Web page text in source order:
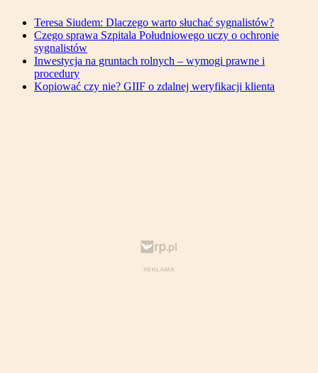
Teresa Siudem: Dlaczego warto słuchać sygnalistów?
Czego sprawa Szpitala Południowego uczy o ochronie
sygnalistów
Inwestycja na gruntach rolnych – wymogi prawne i
procedury
Kopiować czy nie? GIIF o zdalnej weryfikacji klienta